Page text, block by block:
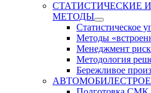
СТАТИСТИЧЕСКИЕ
МЕТОДЫ
Статистическое
Методы
Менеджмент
Методология
Бережливое